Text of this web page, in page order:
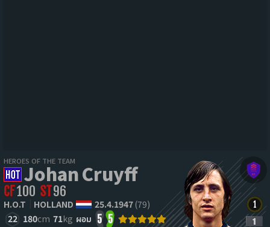
HEROES OF THE TEAM
Johan Cruyff
CF100 ST96
H.O.T HOLLAND 25.4.1947(79)
22 180cm 71kg ผอม 5 5